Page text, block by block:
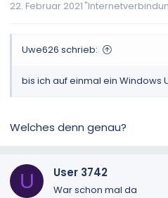
e
22. Februar 2021
Uwe626 schrieb:
bis ich auf einmal ein
Welches denn genau?
U User 3742
War schon mal da